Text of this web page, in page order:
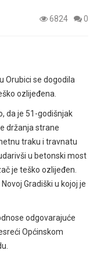
6824
0
Orubici se dogodila
ozlijeđena.
da je 51-godišnjak
držanja strane
traku i travnatu
u betonski most
je teško ozlijeđen.
Gradiški u kojoj je
odgovarajuće
Općinskom